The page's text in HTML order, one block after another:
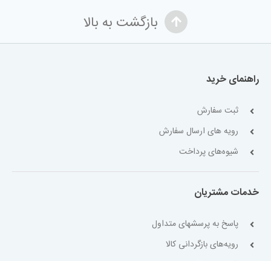
بازگشت به بالا
راهنمای خرید
ثبت سفارش
رویه های ارسال سفارش
شیوه‌های پرداخت
خدمات مشتریان
پاسخ به پرسشهای متداول
رویه‌های بازگردانی کالا